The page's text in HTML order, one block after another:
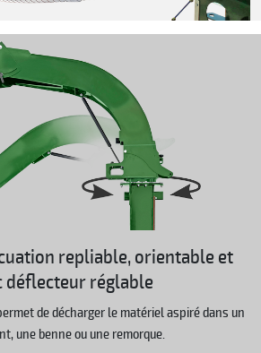
repliable, orientable et
déflecteur réglable
de décharger le matériel aspiré dans un
une benne ou une remorque.